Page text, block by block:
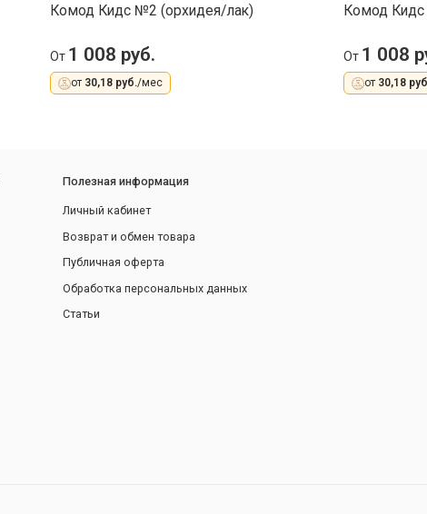
Комод Кидс №2 (орхидея/лак)
От 1 008 руб.
от 30,18 руб./мес
Комод
От 1 008
от 30,18
Полезная информация
Личный кабинет
Возврат и обмен товара
Публичная оферта
Обработка персональных данных
Статьи